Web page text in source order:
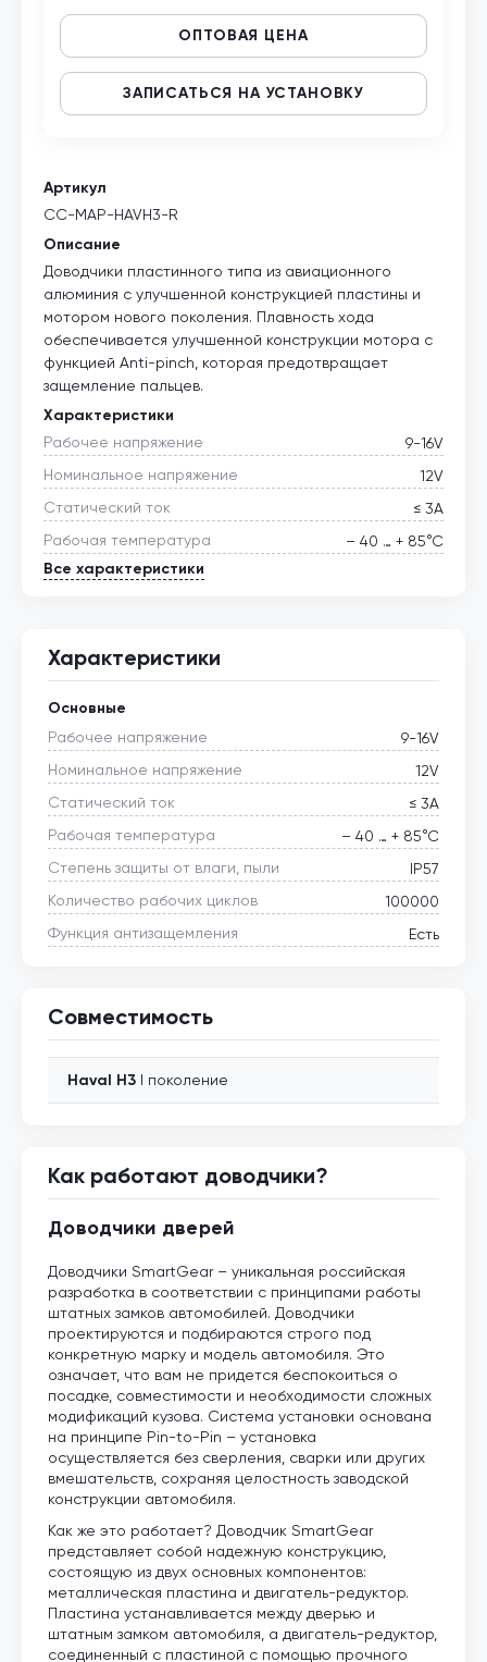
Артикул
CC-MAP-HAVH3-R
Описание
Доводчики пластинного типа из авиационного
алюминия с улучшенной конструкцией пластины и
мотором нового поколения. Плавность хода
обеспечивается улучшенной конструкции мотора с
функцией Anti-pinch, которая предотвращает
защемление пальцев.
Характеристики
Рабочее напряжение
9-16V
Номинальное напряжение
12V
Статический ток
≤ 3А
Рабочая температура
– 40 … + 85°С
Все характеристики
ОПТОВАЯ ЦЕНА
ЗАПИСАТЬСЯ НА УСТАНОВКУ
Характеристики
Основные
Рабочее напряжение
9-16V
Номинальное напряжение
12V
Статический ток
≤ 3А
Рабочая температура
– 40 … + 85°С
Степень защиты от влаги, пыли
IP57
Количество рабочих циклов
100000
Функция антизащемления
Есть
Совместимость
Haval H3 I поколение
Как работают доводчики?
Доводчики дверей
Доводчики SmartGear – уникальная российская
разработка в соответствии с принципами работы
штатных замков автомобилей. Доводчики
проектируются и подбираются строго под
конкретную марку и модель автомобиля. Это
означает, что вам не придется беспокоиться о
посадке, совместимости и необходимости сложных
модификаций кузова. Система установки основана
на принципе Pin-to-Pin – установка
осуществляется без сверления, сварки или других
вмешательств, сохраняя целостность заводской
конструкции автомобиля.
Как же это работает? Доводчик SmartGear
представляет собой надежную конструкцию,
состоящую из двух основных компонентов:
металлическая пластина и двигатель-редуктор.
Пластина устанавливается между дверью и
штатным замком автомобиля, а двигатель-редуктор,
соединенный с пластиной с помощью прочного